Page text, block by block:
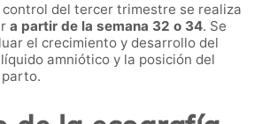
control del tercer trimestre se realiza
a partir de la semana 32 o 34. Se
el crecimiento y desarrollo del
amniótico y la posición del